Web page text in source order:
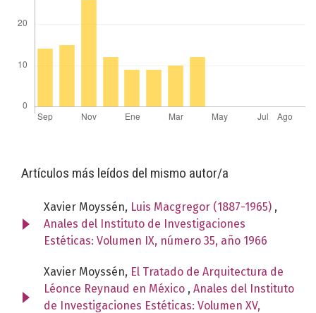
Artículos más leídos del mismo autor/a
Xavier Moyssén, Luis Macgregor (1887-1965) ,
Anales del Instituto de Investigaciones
Estéticas: Volumen IX, número 35, año 1966
Xavier Moyssén, El Tratado de Arquitectura de
Léonce Reynaud en México , Anales del Instituto
de Investigaciones Estéticas: Volumen XV,